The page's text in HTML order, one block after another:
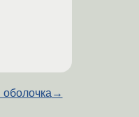
оболочка →